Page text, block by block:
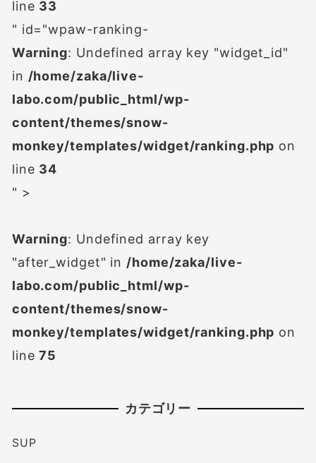
line 33
" id="wpaw-ranking-
Warning: Undefined array key "widget_id"
in /home/zaka/live-
labo.com/public_html/wp-
content/themes/snow-
monkey/templates/widget/ranking.php on
line 34
" >
Warning: Undefined array key
"after_widget" in /home/zaka/live-
labo.com/public_html/wp-
content/themes/snow-
monkey/templates/widget/ranking.php on
line75
カテゴリー
SUP